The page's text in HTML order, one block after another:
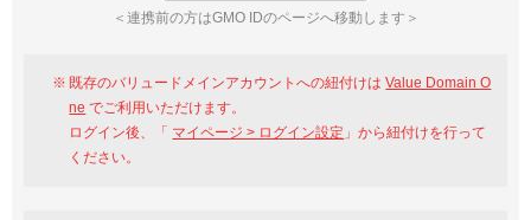
＜連携前の方はGMO IDのページへ移動します＞
既存のバリュードメインアカウントへの紐付けはValue Domain O
ne でご利用いただけます。
ログイン後、「 マイページ > ログイン設定 」から紐付けを行って
ください。